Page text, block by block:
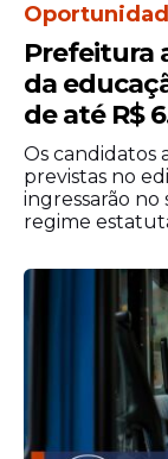
O processo
anos,
resultado
prorrogar
igual prazo,
instituição.
Prefeitura
da
de até R$
Os candidatos
previstas no
ingressarão
regime